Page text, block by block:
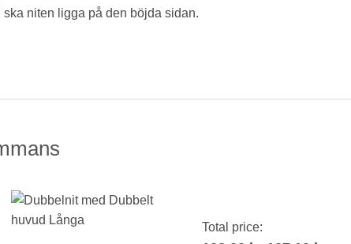
niten ligga på den böjda sidan.
Total price: